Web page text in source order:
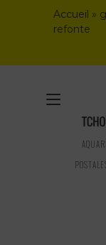
Accueil »
refonte
Toggle